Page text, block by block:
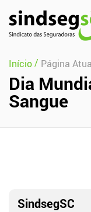
Pular Navegação (s)
Início/ Página
Dia
Sangue
SindsegSC